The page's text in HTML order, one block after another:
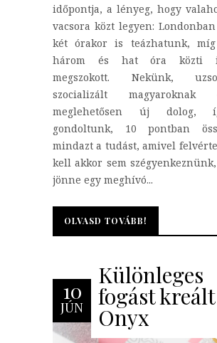
időpontja, a lényeg, hogy
vacsora közt legyen:
két órakor is teázhatunk,
három és hat óra közti
megszokott. Nekünk,
szocializált
meglehetősen új dolog,
gondoltunk, 10 pontban
mindazt a tudást, amivel
kell akkor sem
jönne egy meghívó...
OLVASD TOVÁBB!
OLVASD TOVÁBB!
10
JÚN
Különleges
fogást
Onyx